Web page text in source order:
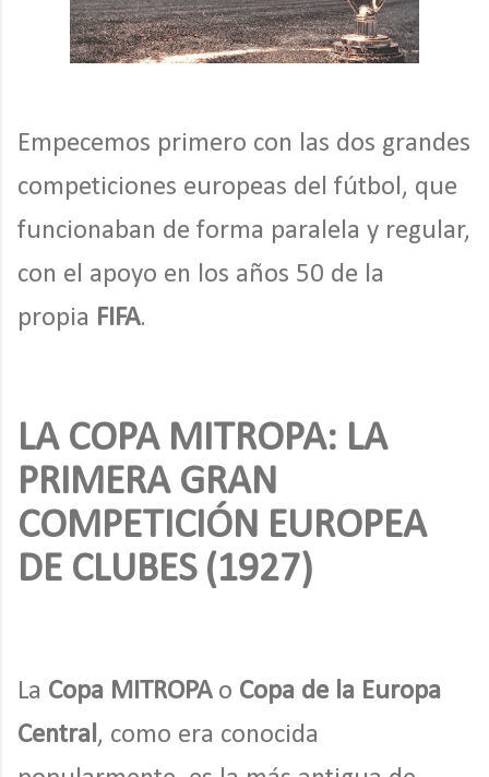
Empecemos primero con las dos grandes
competiciones europeas del fútbol, que
funcionaban de forma paralela y regular,
con el apoyo en los años 50 de la
propia FIFA.
LA COPA MITROPA: LA
PRIMERA GRAN
COMPETICIÓN EUROPEA
DE CLUBES (1927)
La Copa MITROPA o Copa de la Europa
Central , como era conocida